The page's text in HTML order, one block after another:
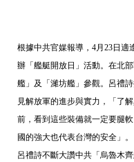
根據中共官媒報導，4月23日適
辦「艦艇開放日」活動。在北
艦」及「濰坊艦」參觀。呂禮
見解放軍的進步與實力，「了
前，看到這些裝備就一定要腿
國的強大也代表台灣的安全」。
呂禮詩不斷大讚中共「烏魯木